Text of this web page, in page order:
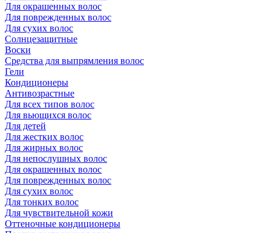
Для окрашенных волос
Для поврежденных волос
Для сухих волос
Солнцезащитные
Воски
Средства для выпрямления волос
Гели
Кондиционеры
Антивозрастные
Для всех типов волос
Для вьющихся волос
Для детей
Для жестких волос
Для жирных волос
Для непослушных волос
Для окрашенных волос
Для поврежденных волос
Для сухих волос
Для тонких волос
Для чувствительной кожи
Оттеночные кондиционеры